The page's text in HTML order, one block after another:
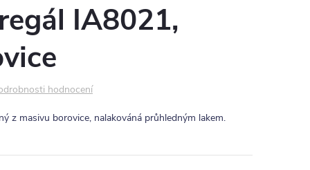
IA8021,
hodnocení
z masivu borovice, nalakováná průhledným lakem.